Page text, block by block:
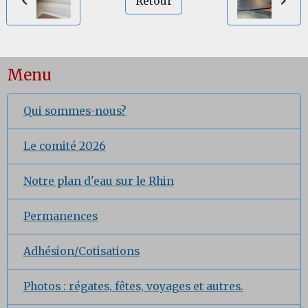
Menu
Qui sommes-nous?
Le comité 2026
Notre plan d'eau sur le Rhin
Permanences
Adhésion/Cotisations
Photos : régates, fêtes, voyages et autres.